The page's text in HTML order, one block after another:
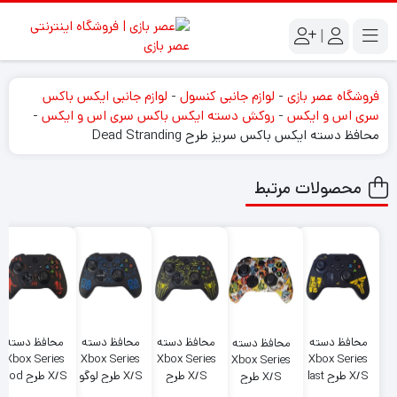
|
فروشگاه عصر بازی - لوازم جانبی کنسول - لوازم جانبی ایکس باکس
سری اس و ایکس - روکش دسته ایکس باکس سری اس و ایکس -
محافظ دسته ایکس باکس سریز طرح Dead Stranding
محصولات مرتبط
محافظ دسته
Xbox Series
X/S طرح last
محافظ دسته
Xbox Series
X/S طرح
محافظ دسته
Xbox Series
X/S طرح
محافظ دسته
Xbox Series
X/S طرح لوگو
محافظ دسته
Xbox Series
X/S طرح god